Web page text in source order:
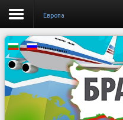
Европа